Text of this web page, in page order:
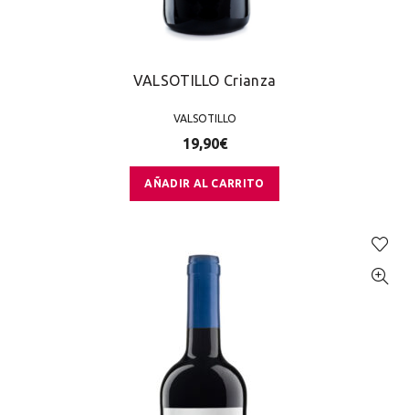
VALSOTILLO Crianza
VALSOTILLO
19,90€
AÑADIR AL CARRITO